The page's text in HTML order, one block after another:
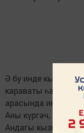
Ә бу инде кызы
караваты һәм
арасында иң
Аны күргәч,
Андагы кызның